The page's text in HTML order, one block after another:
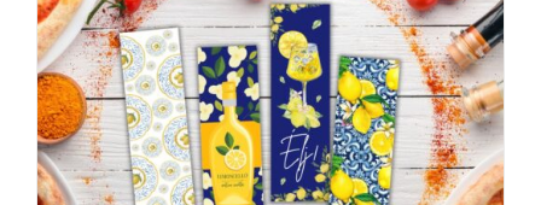
RÉSZLETEK